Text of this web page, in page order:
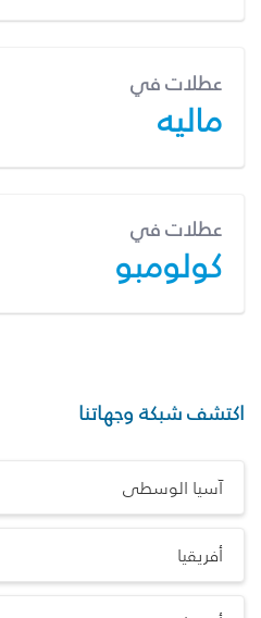
عطلات في
ماليه
عطلات في
كولومبو
اكتشف شبكة وجهاتنا
آسيا الوسطى
أفريقيا